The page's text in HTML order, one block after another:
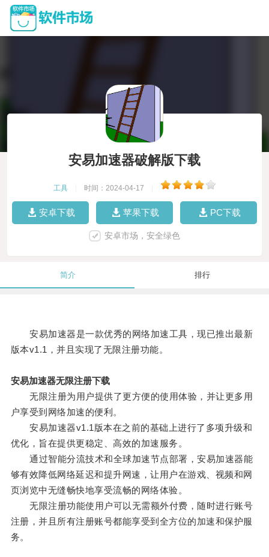
安易加速器破解版下载
工具 时间：2024-04-17
安卓下载 苹果下载 PC下载
安卓市场，安全绿色
简介 排行
安易加速器是一款优秀的网络加速工具，现已推出最新
版本v1.1，并且实现了无限注册功能。
安易加速器无限注册下载
无限注册为用户提供了更方便的使用体验，并让更多用
户享受到网络加速的便利。
安易加速器v1.1版本在之前的基础上进行了多项升级和
优化，旨在提供更稳定、高效的加速服务。
通过智能分流技术和全球加速节点部署，安易加速器能
够有效降低网络延迟和提升网速，让用户在游戏、视频和网
页浏览中无缝畅快地享受流畅的网络体验。
无限注册功能使用户可以无需额外付费，随时进行账号
注册，并且所有注册账号都能享受到全方位的加速和保护服
务。